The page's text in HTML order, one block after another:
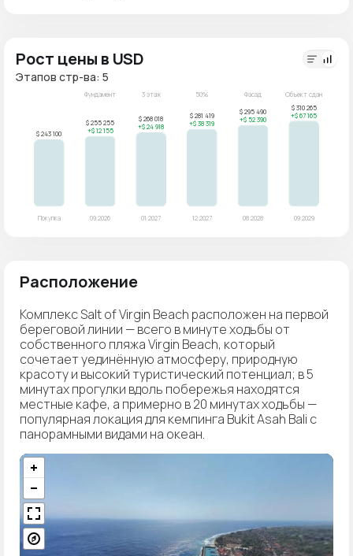
Рост цены в USD
Этапов стр-ва: 5
Расположение
Комплекс Salt of Virgin Beach расположен на первой
береговой линии — всего в минуте ходьбы от
собственного пляжа Virgin Beach, который
сочетает уединённую атмосферу, природную
красоту и высокий туристический потенциал; в 5
минутах прогулки вдоль побережья находятся
местные кафе, а примерно в 20 минутах ходьбы —
популярная локация для кемпинга Bukit Asah Bali с
панорамными видами на океан.